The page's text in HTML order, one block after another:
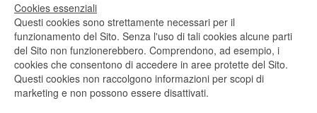
Cookies essenziali
Questi cookies sono strettamente necessari per il
funzionamento del Sito. Senza l'uso di tali cookies alcune parti
del Sito non funzionerebbero. Comprendono, ad esempio, i
cookies che consentono di accedere in aree protette del Sito.
Questi cookies non raccolgono informazioni per scopi di
marketing e non possono essere disattivati.